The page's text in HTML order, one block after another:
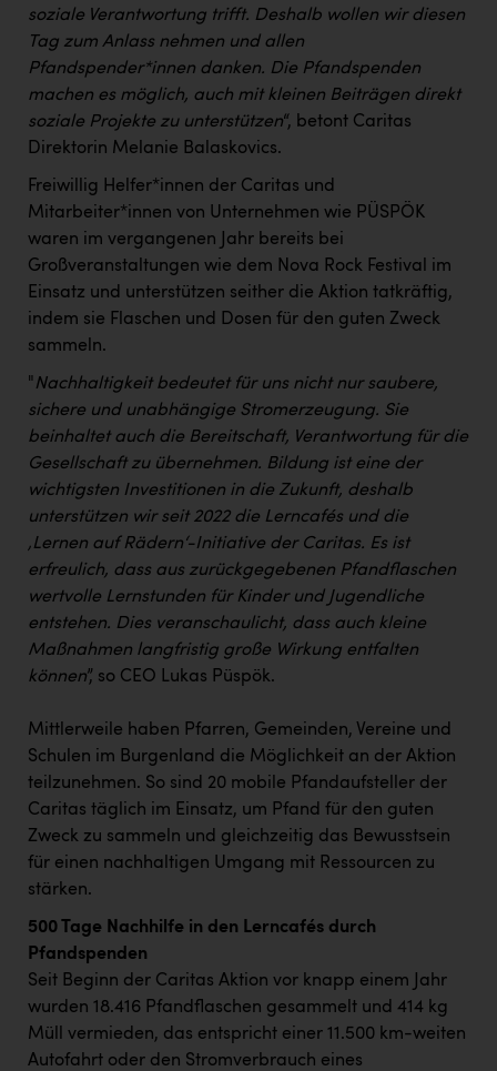
soziale Verantwortung trifft. Deshalb wollen wir diesen
Tag zum Anlass nehmen und allen
Pfandspender*innen danken. Die Pfandspenden
machen es möglich, auch mit kleinen Beiträgen direkt
soziale Projekte zu unterstützen“, betont Caritas
Direktorin Melanie Balaskovics.
Freiwillig Helfer*innen der Caritas und
Mitarbeiter*innen von Unternehmen wie PÜSPÖK
waren im vergangenen Jahr bereits bei
Großveranstaltungen wie dem Nova Rock Festival im
Einsatz und unterstützen seither die Aktion tatkräftig,
indem sie Flaschen und Dosen für den guten Zweck
sammeln.
"Nachhaltigkeit bedeutet für uns nicht nur saubere,
sichere und unabhängige Stromerzeugung. Sie
beinhaltet auch die Bereitschaft, Verantwortung für die
Gesellschaft zu übernehmen. Bildung ist eine der
wichtigsten Investitionen in die Zukunft, deshalb
unterstützen wir seit 2022 die Lerncafés und die
‚Lernen auf Rädern‘-Initiative der Caritas. Es ist
erfreulich, dass aus zurückgegebenen Pfandflaschen
wertvolle Lernstunden für Kinder und Jugendliche
entstehen. Dies veranschaulicht, dass auch kleine
Maßnahmen langfristig große Wirkung entfalten
können”, so CEO Lukas Püspök.
Mittlerweile haben Pfarren, Gemeinden, Vereine und
Schulen im Burgenland die Möglichkeit an der Aktion
teilzunehmen. So sind 20 mobile Pfandaufsteller der
Caritas täglich im Einsatz, um Pfand für den guten
Zweck zu sammeln und gleichzeitig das Bewusstsein
für einen nachhaltigen Umgang mit Ressourcen zu
stärken.
500 Tage Nachhilfe in den Lerncafés durch
Pfandspenden
Seit Beginn der Caritas Aktion vor knapp einem Jahr
wurden 18.416 Pfandflaschen gesammelt und 414 kg
Müll vermieden, das entspricht einer 11.500 km-weiten
Autofahrt oder den Stromverbrauch eines